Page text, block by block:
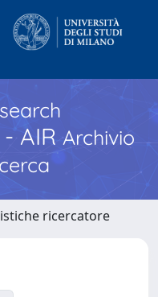
- AIR Archivio
ricercatore